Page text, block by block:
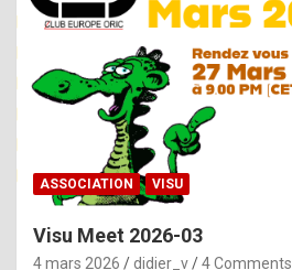
e
R
o
ASSOCIATION VISU
Visu Meet 2026-03
4 mars 2026 didier_v 4 Comments